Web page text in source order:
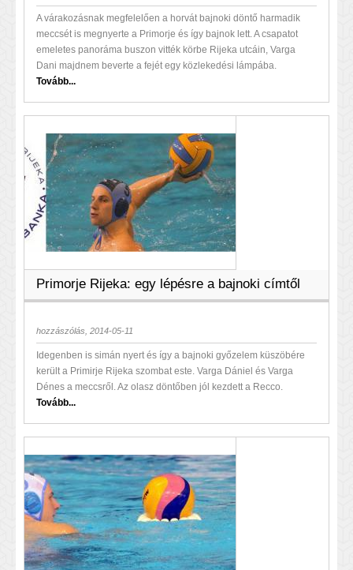
A várakozásnak megfelelően a horvát bajnoki döntő harmadik
meccsét is megnyerte a Primorje és így bajnok lett. A csapatot
emeletes panoráma buszon vitték körbe Rijeka utcáin, Varga
Dani majdnem beverte a fejét egy közlekedési lámpába.
Tovább...
Primorje Rijeka: egy lépésre a bajnoki címtől
hozzászólás, 2014-05-11
Idegenben is simán nyert és így a bajnoki győzelem küszöbére
került a Primirje Rijeka szombat este. Varga Dániel és Varga
Dénes a meccsről. Az olasz döntőben jól kezdett a Recco.
Tovább...